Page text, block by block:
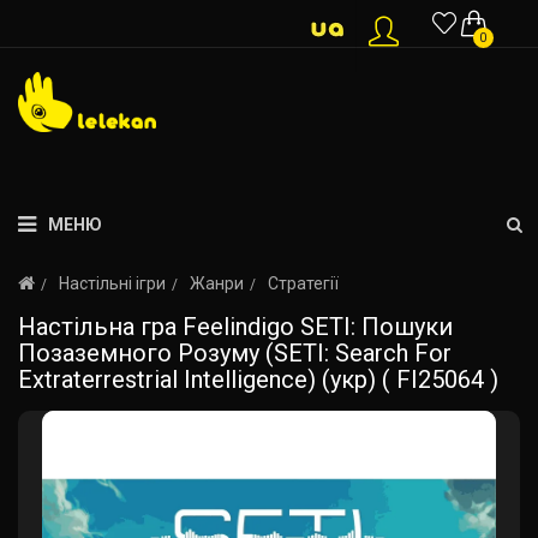
0
МЕНЮ
Настільні ігри Жанри Стратегії
Настільна гра Feelindigo SETI: Пошуки
Позаземного Розуму (SETI: Search For
Extraterrestrial Intelligence) (укр) ( FI25064 )